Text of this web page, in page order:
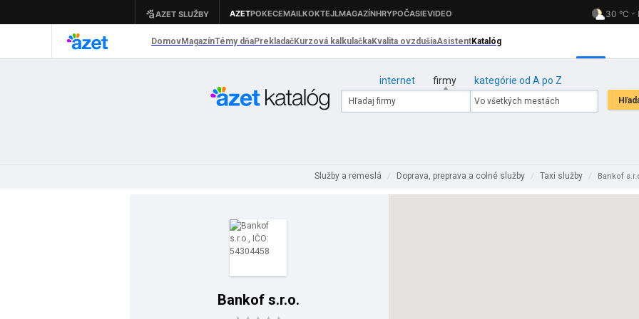
internet firmy kategórie od A po Z
Služby a remeslá / Doprava, preprava a colné služby / Taxi služby / Bankof
Bankof s.r.o.